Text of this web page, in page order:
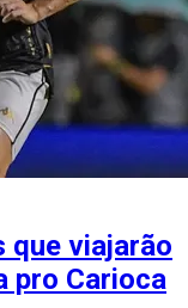
que viajarão
pro Carioca